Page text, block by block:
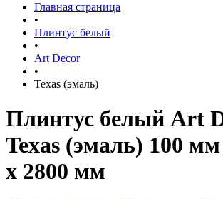
Главная страница
•
Плинтус белый
•
Art Decor
•
Texas (эмаль)
Плинтус белый Art
Texas (эмаль) 100
х 2800 мм